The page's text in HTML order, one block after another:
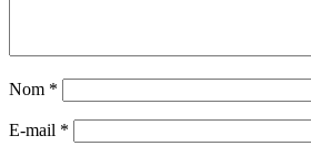
Nom *
E-mail *